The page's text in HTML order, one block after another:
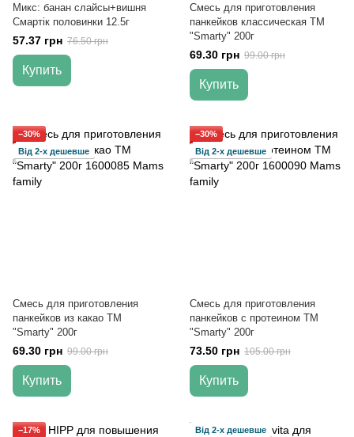
Микс: банан слайсы+вишня
Смартік половинки 12.5г
57.37 грн 76.50 грн
Купить
Смесь для приготовления
панкейков классическая ТМ
"Smarty" 200г
69.30 грн 99.00 грн
Купить
−30%
Від 2-х дешевше
Смесь для приготовления
панкейков из какао ТМ
"Smarty" 200г
69.30 грн 99.00 грн
Купить
−30%
Від 2-х дешевше
Смесь для приготовления
панкейков с протеином ТМ
"Smarty" 200г
73.50 грн 105.00 грн
Купить
−17% Від 2-х дешевше